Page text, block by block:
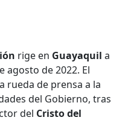
rige en Guayaquila
agosto de 2022. El
rueda de prensa a la
del Gobierno, tras
del Cristo del